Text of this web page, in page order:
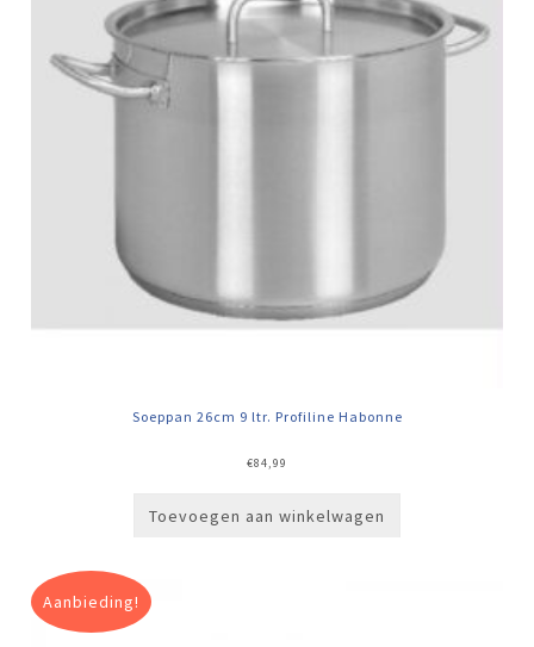
Soeppan 26cm 9 ltr. Profiline Habonne
€84,99
Toevoegen aan winkelwagen
Aanbieding!